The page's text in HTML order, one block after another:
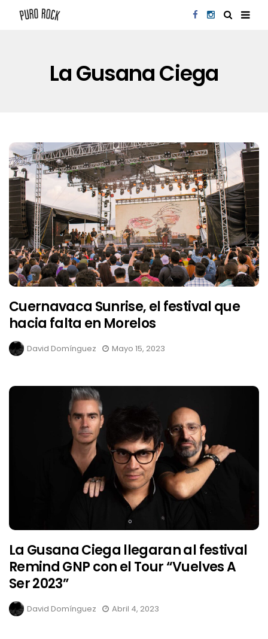
La Gusana Ciega
Cuernavaca Sunrise, el festival que
hacia falta en Morelos
David Domínguez Mayo 15, 2023
La Gusana Ciega llegaran al festival
Remind GNP con el Tour “Vuelves A
Ser 2023”
David Domínguez Abril 4, 2023